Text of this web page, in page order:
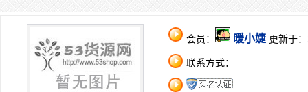
会员： 暖小婕 更新于
联系方式：